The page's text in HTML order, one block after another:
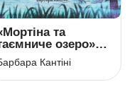
та
озеро»
Кантіні
Кантіні